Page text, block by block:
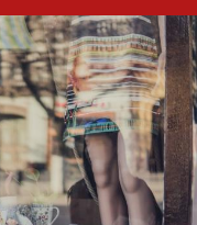
интернет-